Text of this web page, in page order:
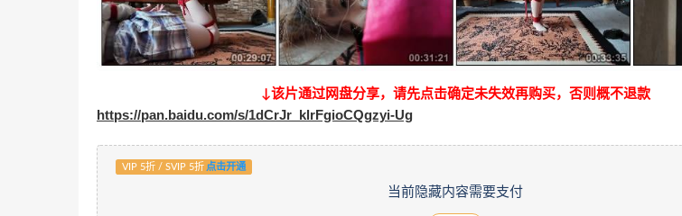
↓该片通过网盘分享，请先点击确定未失效再购买，否则概不退款
https://pan.baidu.com/s/1dCrJr_klrFgioCQgzyi-Ug
VIP 5折 / SVIP 5折 点击开通
当前隐藏内容需要支付